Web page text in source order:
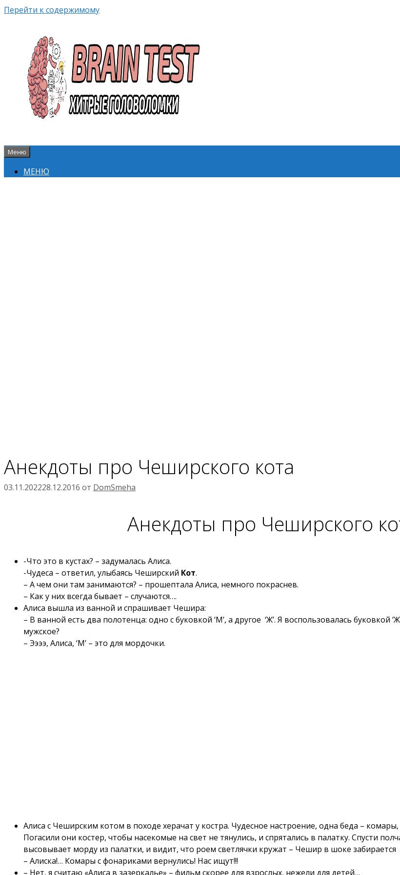
Перейти к содержимому
Меню
МЕНЮ
Анекдоты про Чеширского кота
03.11.202228.12.2016 от DomSmeha
Анекдоты про Чеширского
-Что это в кустах? – задумалась Алиса.
-Чудеса – ответил, улыбаясь Чеширский Кот.
– А чем они там занимаются? – прошептала Алиса, немного покраснев.
– Как у них всегда бывает – случаются….
Алиса вышла из ванной и спрашивает Чешира:
– В ванной есть два полотенца: одно с буковкой ‘М’, а другое ‘Ж’. Я воспользовалась буковкой
мужское?
– Ээээ, Алиса, ‘М’ – это для мордочки.
Алиса с Чеширским котом в походе херачат у костра. Чудесное настроение, одна беда –
Погасили они костер, чтобы насекомые на свет не тянулись, и спрятались в палатку. Спусти
высовывает морду из палатки, и видит, что роем светлячки кружат – Чешир в шоке забирается
– Алиска!… Комары с фонариками вернулись! Нас ищут!!!
– Нет, я считаю «Алиса в зазеркалье» – фильм скорее для взрослых, нежели для детей…